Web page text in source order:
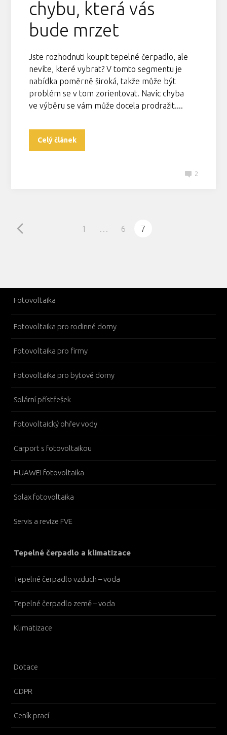
chybu, která vás
bude mrzet
Jste rozhodnuti koupit tepelné čerpadlo, ale
nevíte, které vybrat? V tomto segmentu je
nabídka poměrně široká, takže může být
problém se v tom zorientovat. Navíc chyba
ve výběru se vám může docela prodražit....
Celý článek
2
1 … 6 7
Fotovoltaika
Fotovoltaika pro rodinné domy
Fotovoltaika pro firmy
Fotovoltaika pro bytové domy
Solární přístřešek
Fotovoltaický ohřev vody
Carport s fotovoltaikou
HUAWEI fotovoltaika
Solax fotovoltaika
Servis a revize FVE
Tepelné čerpadlo a klimatizace
Tepelné čerpadlo vzduch – voda
Tepelné čerpadlo země – voda
Klimatizace
Dotace
GDPR
Ceník prací